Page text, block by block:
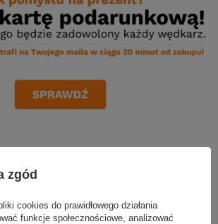
zgód
cookies do prawidłowego działania
funkcje społecznościowe, analizować